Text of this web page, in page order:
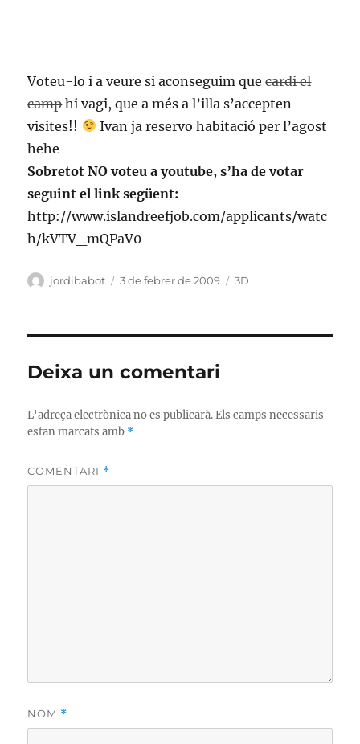
Voteu-lo i a veure si aconseguim quecardi el
camphi vagi, que a més a l’illa s’accepten
visites!!
Ivan ja reservo habitació per l’agost
hehe
Sobretot NO voteu a youtube, s’ha de votar
seguint el link següent:
http://www.islandreefjob.com/applicants/watc
h/kVTV_mQPaV0
Autor
jordibabot
Publicat
3 de febrer de 2009 Categories
3D
Deixa un comentari
L'adreça electrònica no es publicarà. Els camps necessaris
estan marcats amb *
COMENTARI *
NOM *